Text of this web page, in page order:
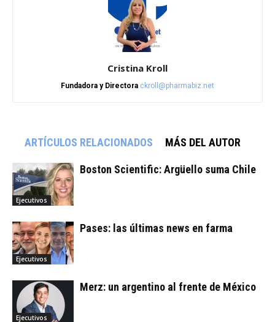
Cristina Kroll
Fundadora y Directora ckroll@pharmabiz.net
ARTÍCULOS RELACIONADOS MÁS DEL AUTOR
Ejecutivos
Boston Scientific: Argüello suma Chile
Ejecutivos
Pases: las últimas news en farma
Ejecutivos
Merz: un argentino al frente de México